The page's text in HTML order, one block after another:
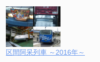
区間阿呆列車 ～2016年～